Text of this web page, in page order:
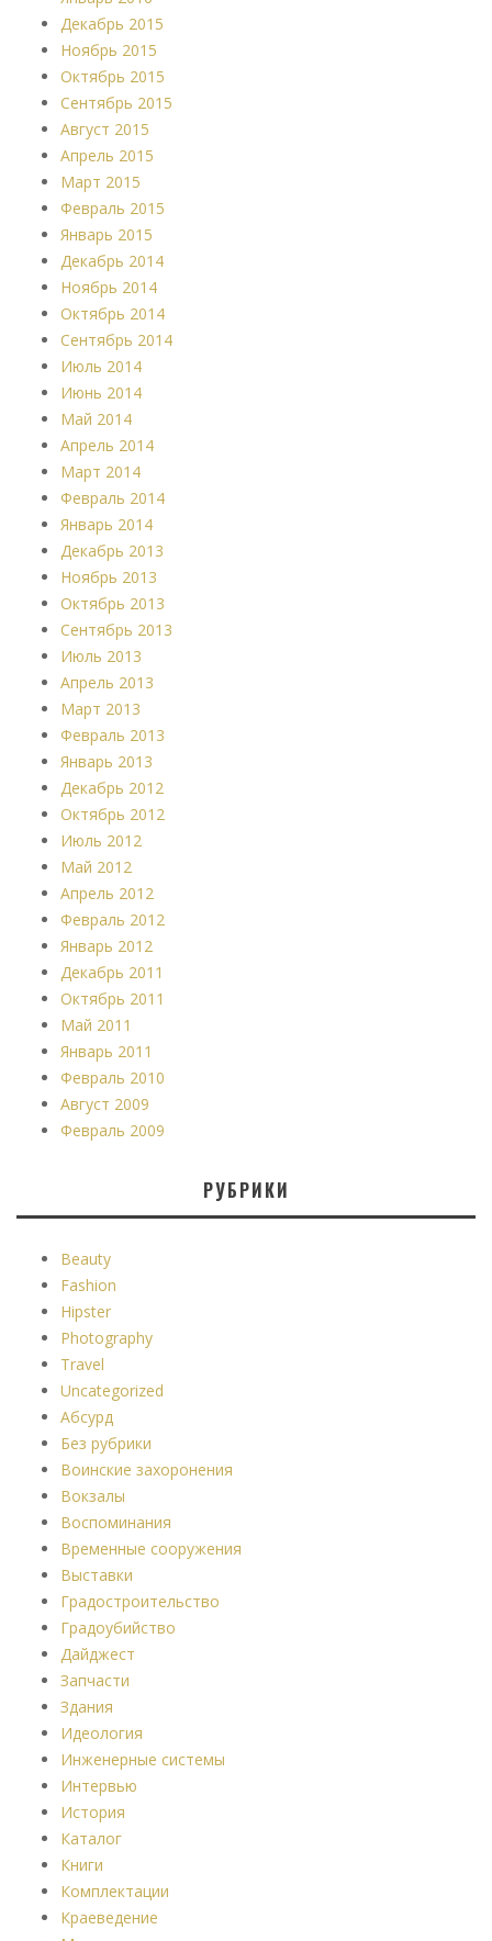
Декабрь 2015
Ноябрь 2015
Октябрь 2015
Сентябрь 2015
Август 2015
Апрель 2015
Март 2015
Февраль 2015
Январь 2015
Декабрь 2014
Ноябрь 2014
Октябрь 2014
Сентябрь 2014
Июль 2014
Июнь 2014
Май 2014
Апрель 2014
Март 2014
Февраль 2014
Январь 2014
Декабрь 2013
Ноябрь 2013
Октябрь 2013
Сентябрь 2013
Июль 2013
Апрель 2013
Март 2013
Февраль 2013
Январь 2013
Декабрь 2012
Октябрь 2012
Июль 2012
Май 2012
Апрель 2012
Февраль 2012
Январь 2012
Декабрь 2011
Октябрь 2011
Май 2011
Январь 2011
Февраль 2010
Август 2009
Февраль 2009
РУБРИКИ
Beauty
Fashion
Hipster
Photography
Travel
Uncategorized
Абсурд
Без рубрики
Воинские захоронения
Вокзалы
Воспоминания
Временные сооружения
Выставки
Градостроительство
Градоубийство
Дайджест
Запчасти
Здания
Идеология
Инженерные системы
Интервью
История
Каталог
Книги
Комплектации
Краеведение